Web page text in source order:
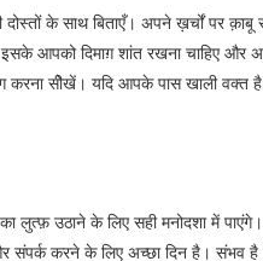
के साथ बिताएँ। अपने ख़र्चों पर
आपको दिमाग़ शांत रखना चाहिए और
सीेखें। यदि आपके पास खाली वक्त
उठाने के लिए सही मनोदशा में
संपर्क करने के लिए अच्छा दिन है।